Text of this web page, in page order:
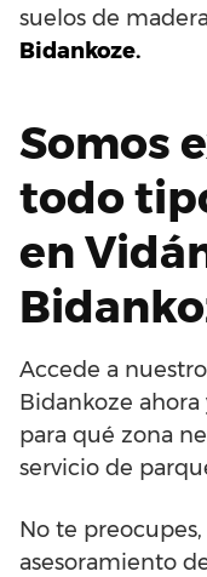
suelos de
Bidankoze.
Somos
todo
en
Accede a
Bidankoze
para qué zona
servicio de
No te
asesoramiento